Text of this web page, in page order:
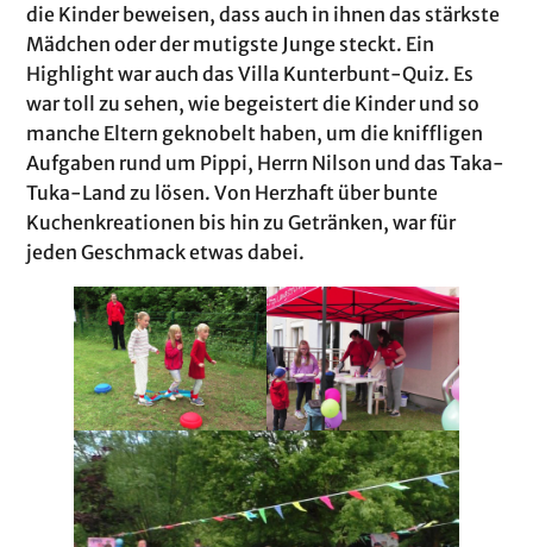
die Kinder beweisen, dass auch in ihnen das stärkste
Mädchen oder der mutigste Junge steckt. Ein
Highlight war auch das Villa Kunterbunt-Quiz. Es
war toll zu sehen, wie begeistert die Kinder und so
manche Eltern geknobelt haben, um die kniffligen
Aufgaben rund um Pippi, Herrn Nilson und das Taka-
Tuka-Land zu lösen. Von Herzhaft über bunte
Kuchenkreationen bis hin zu Getränken, war für
jeden Geschmack etwas dabei.